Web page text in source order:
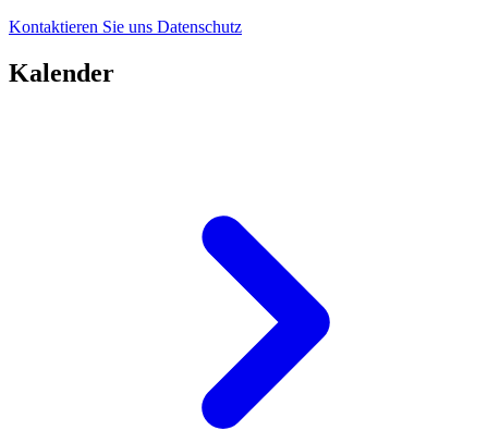
Kontaktieren Sie uns Datenschutz
Kalender